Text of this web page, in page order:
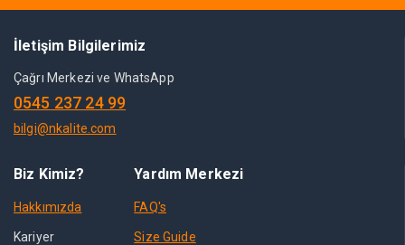
İletişim Bilgilerimiz
Çağrı Merkezi ve WhatsApp
0545 237 24 99
bilgi@nkalite.com
Biz Kimiz?
Hakkımızda
Kariyer
Yardım Merkezi
FAQ's
Size Guide